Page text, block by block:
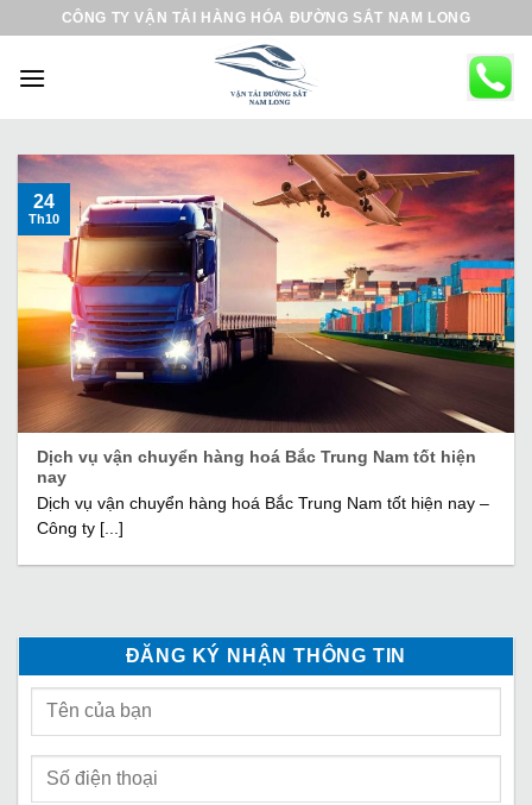
CÔNG TY VẬN TẢI HÀNG HÓA ĐƯỜNG SẮT NAM LONG
Dịch vụ vận chuyển hàng hoá Bắc Trung Nam tốt hiện
nay
Dịch vụ vận chuyển hàng hoá Bắc Trung Nam tốt hiện nay –
Công ty [...]
24
Th10
ĐĂNG KÝ NHẬN THÔNG TIN